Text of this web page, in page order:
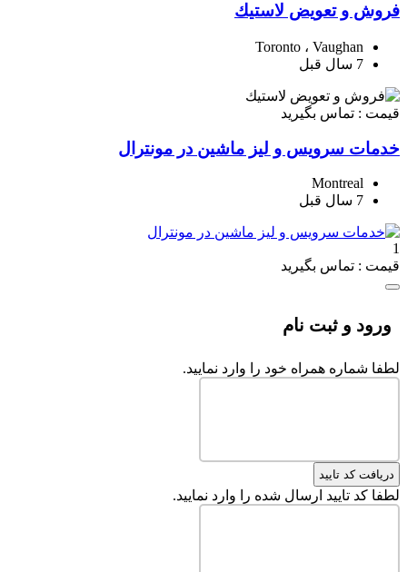
فروش و تعويض لاستيك
Toronto ، Vaughan
7 سال قبل
قیمت : تماس بگیرید
خدمات سرویس و لیز ماشین در مونترال
Montreal
7 سال قبل
1
قیمت : تماس بگیرید
ورود و ثبت نام
لطفا شماره همراه خود را وارد نمایید.
دریافت کد تایید
لطفا کد تایید ارسال شده را وارد نمایید.